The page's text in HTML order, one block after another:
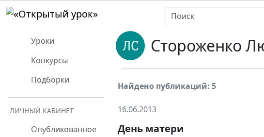
Уроки
Конкурсы
Подборки
ЛИЧНЫЙ КАБИНЕТ
Опубликованное
Стороженко
Найдено публикаций: 5
16.06.2013
День матери